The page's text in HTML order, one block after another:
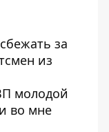
за
из
молодой
во мне